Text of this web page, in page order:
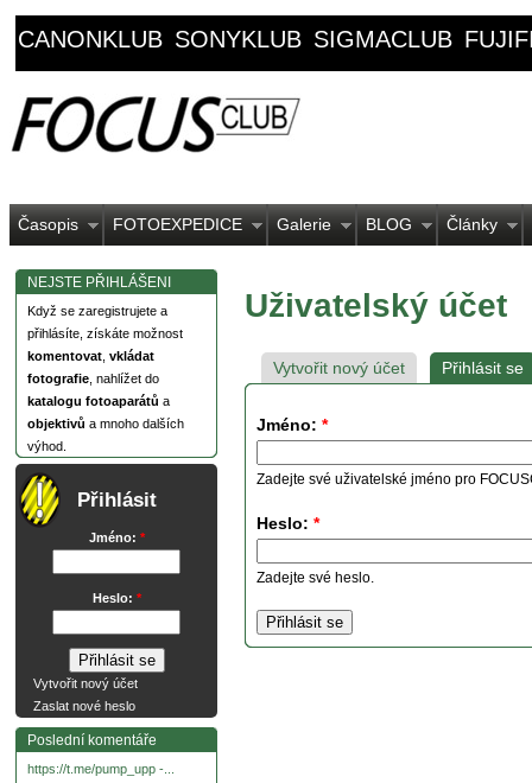
CANONKLUB SONYKLUB SIGMACLUB
Časopis FOTOEXPEDICE Galerie BLOG Články
NEJSTE PŘIHLÁŠENI
Když se zaregistrujete a
přihlásíte, získáte možnost
komentovat vkládat
fotografie , nahlížet do
katalogu fotoaparátů a
objektivů a mnoho dalších
výhod.
Přihlásit
Jméno: *
Heslo: *
Vytvořit nový účet
Zaslat nové heslo
Poslední komentáře
https://t.me/pump_upp -...
Uživatelský účet
Vytvořit nový účet Přihlásit se
Jméno: *
Zadejte své uživatelské jméno pro
Heslo: *
Zadejte své heslo.